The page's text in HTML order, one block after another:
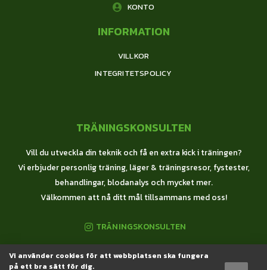
KONTO
INFORMATION
VILLKOR
INTEGRITETSPOLICY
TRÄNINGSKONSULTEN
Vill du utveckla din teknik och få en extra kick i träningen?
Vi erbjuder personlig träning, läger & träningsresor, fystester,
behandlingar, blodanalys och mycket mer.
Välkommen att nå ditt mål tillsammans med oss!
TRÄNINGSKONSULTEN
© 2020 Träningskonsulten All Rights Reserved
Vi använder cookies för att webbplatsen ska fungera
på ett bra sätt för dig.